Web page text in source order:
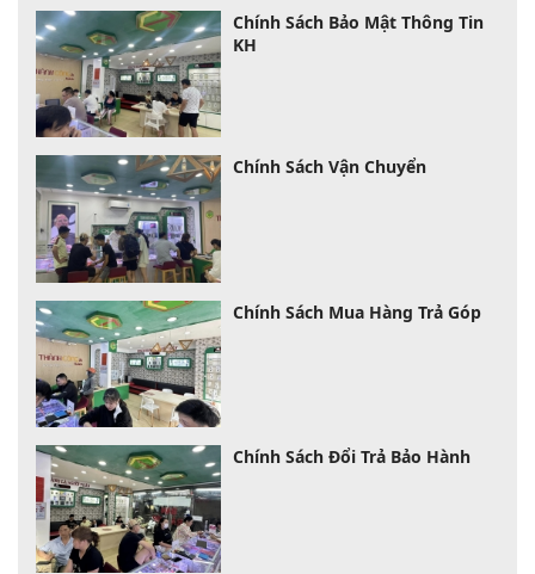
Chính Sách Bảo Mật Thông Tin
KH
Chính Sách Vận Chuyển
Chính Sách Mua Hàng Trả Góp
Chính Sách Đổi Trả Bảo Hành